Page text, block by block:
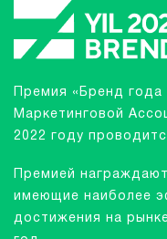
Премия «Бренд
Маркетинговой
2022 году
Премией
имеющие наиболее
достижения на